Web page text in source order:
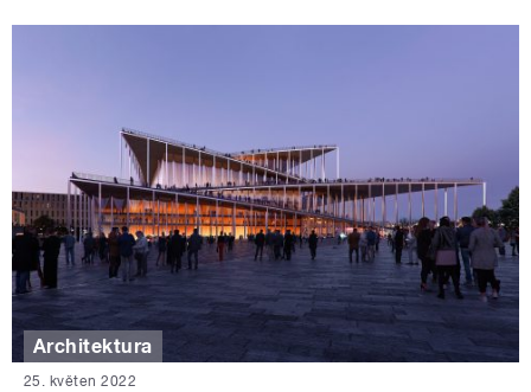
Architektura
25. květen 2022